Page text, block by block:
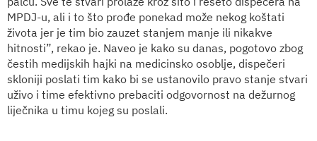
MPDJ-u, ali i to što prođe ponekad može nekog koštati
života jer je tim bio zauzet stanjem manje ili nikakve
hitnosti”, rekao je. Naveo je kako su danas, pogotovo zbog
čestih medijskih hajki na medicinsko osoblje, dispečeri
skloniji poslati tim kako bi se ustanovilo pravo stanje stvari
uživo i time efektivno prebaciti odgovornost na dežurnog
liječnika u timu kojeg su poslali.